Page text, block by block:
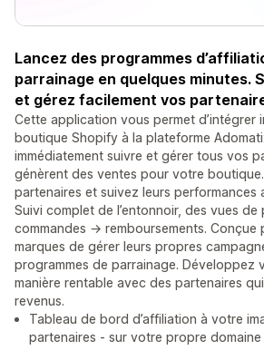
Lancez des programmes
parrainage en quelques minutes.
et gérez facilement vos
Cette application vous permet d’intégrer
boutique Shopify à la plateforme
immédiatement suivre et gérer tous vos
génèrent des ventes pour votre
partenaires et suivez leurs performances
Suivi complet de l’entonnoir, des vues
commandes → remboursements. Conçue
marques de gérer leurs propres
programmes de parrainage. Développez
manière rentable avec des partenaires
revenus.
Tableau de bord d’affiliation à votre
partenaires - sur votre propre domaine